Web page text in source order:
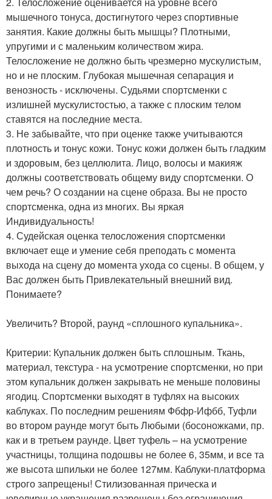
мышечного тонуса, достигнутого через спортивные
занятия. Какие должны быть мышцы? Плотными,
упругими и с маленьким количеством жира.
Телосложение не должно быть чрезмерно мускулистым,
но и не плоским. Глубокая мышечная сепарация и
венозность - исключены. Судьями спортсменки с
излишней мускулистостью, а также с плоским телом
ставятся на последние места.
3. Не забывайте, что при оценке также учитываются
плотность и тонус кожи. Тонус кожи должен быть гладким
и здоровым, без целлюлита. Лицо, волосы и макияж
должны соответствовать общему виду спортсменки. О
чем речь? О создании на сцене образа. Вы не просто
спортсменка, одна из многих. Вы яркая
Индивидуальность!
4. Судейская оценка телосложения спортсменки
включает еще и умение себя преподать с момента
выхода на сцену до момента ухода со сцены. В общем, у
Вас должен быть Привлекательный внешний вид.
Понимаете?
Увеличить? Второй, раунд «сплошного купальника».
Критерии: Купальник должен быть сплошным. Ткань,
материал, текстура - на усмотрение спортсменки, но при
этом купальник должен закрывать не меньше половины
ягодиц. Спортсменки выходят в туфлях на высоких
каблуках. По последним решениям Фбфр-Ифбб, Туфли
во втором раунде могут быть Любыми (босоножками, пр.
как и в третьем раунде. Цвет туфель – на усмотрение
участницы, толщина подошвы не более 6, 35мм, и все та
же высота шпильки не более 127мм. Каблуки-платформа
строго запрещены! Стилизованная прическа и